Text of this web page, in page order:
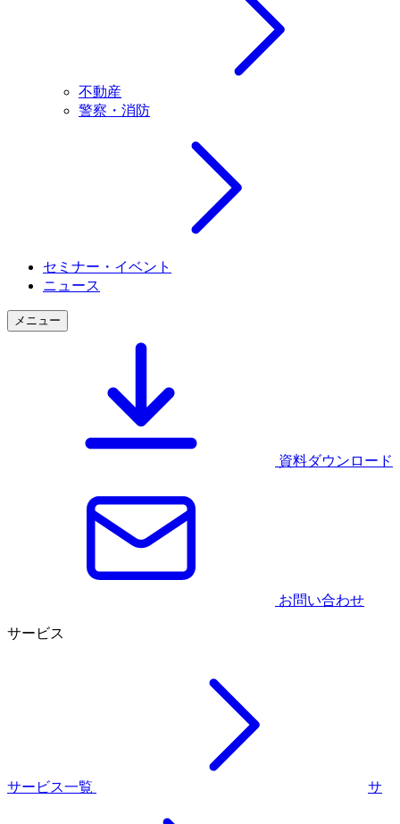
不動産
警察・消防
セミナー・イベント
ニュース
メニュー
資料ダウンロード
お問い合わせ
サービス
サービス一覧 サ